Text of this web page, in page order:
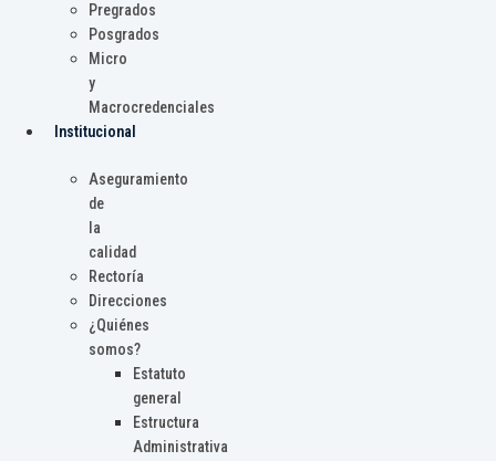
Pregrados
Posgrados
Micro
y
Macrocredenciales
Institucional
Aseguramiento
de
la
calidad
Rectoría
Direcciones
¿Quiénes
somos?
Estatuto
general
Estructura
Administrativa